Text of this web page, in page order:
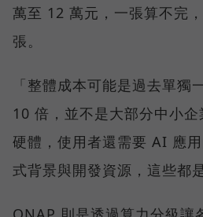
萬至 12 萬元，一張算不完
張。
「整體成本可能是過去單獨
10 倍，並不是大部分中小
硬體，使用者還需要 AI 應
式背景與開發資源，這些都